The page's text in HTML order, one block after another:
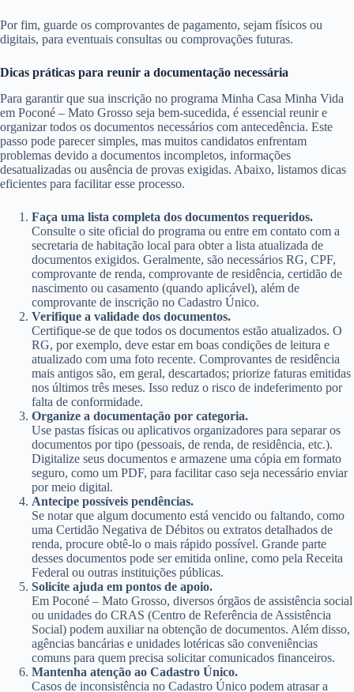
Por fim, guarde os comprovantes de pagamento, sejam físicos ou
digitais, para eventuais consultas ou comprovações futuras.
Dicas práticas para reunir a documentação necessária
Para garantir que sua inscrição no programa Minha Casa Minha Vida
em Poconé – Mato Grosso seja bem-sucedida, é essencial reunir e
organizar todos os documentos necessários com antecedência. Este
passo pode parecer simples, mas muitos candidatos enfrentam
problemas devido a documentos incompletos, informações
desatualizadas ou ausência de provas exigidas. Abaixo, listamos dicas
eficientes para facilitar esse processo.
Faça uma lista completa dos documentos requeridos.
Consulte o site oficial do programa ou entre em contato com a
secretaria de habitação local para obter a lista atualizada de
documentos exigidos. Geralmente, são necessários RG, CPF,
comprovante de renda, comprovante de residência, certidão de
nascimento ou casamento (quando aplicável), além de
comprovante de inscrição no Cadastro Único.
Verifique a validade dos documentos.
Certifique-se de que todos os documentos estão atualizados. O
RG, por exemplo, deve estar em boas condições de leitura e
atualizado com uma foto recente. Comprovantes de residência
mais antigos são, em geral, descartados; priorize faturas emitidas
nos últimos três meses. Isso reduz o risco de indeferimento por
falta de conformidade.
Organize a documentação por categoria.
Use pastas físicas ou aplicativos organizadores para separar os
documentos por tipo (pessoais, de renda, de residência, etc.).
Digitalize seus documentos e armazene uma cópia em formato
seguro, como um PDF, para facilitar caso seja necessário enviar
por meio digital.
Antecipe possíveis pendências.
Se notar que algum documento está vencido ou faltando, como
uma Certidão Negativa de Débitos ou extratos detalhados de
renda, procure obtê-lo o mais rápido possível. Grande parte
desses documentos pode ser emitida online, como pela Receita
Federal ou outras instituições públicas.
Solicite ajuda em pontos de apoio.
Em Poconé – Mato Grosso, diversos órgãos de assistência social
ou unidades do CRAS (Centro de Referência de Assistência
Social) podem auxiliar na obtenção de documentos. Além disso,
agências bancárias e unidades lotéricas são conveniências
comuns para quem precisa solicitar comunicados financeiros.
Mantenha atenção ao Cadastro Único.
Casos de inconsistência no Cadastro Único podem atrasar a